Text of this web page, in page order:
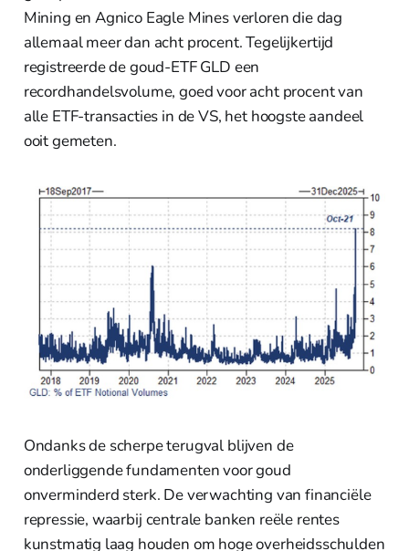
Mining en Agnico Eagle Mines verloren die dag
allemaal meer dan acht procent. Tegelijkertijd
registreerde de goud-ETF GLD een
recordhandelsvolume, goed voor acht procent van
alle ETF-transacties in de VS, het hoogste aandeel
ooit gemeten.
Ondanks de scherpe terugval blijven de
onderliggende fundamenten voor goud
onverminderd sterk. De verwachting van financiële
repressie, waarbij centrale banken reële rentes
kunstmatig laag houden om hoge overheidsschulden